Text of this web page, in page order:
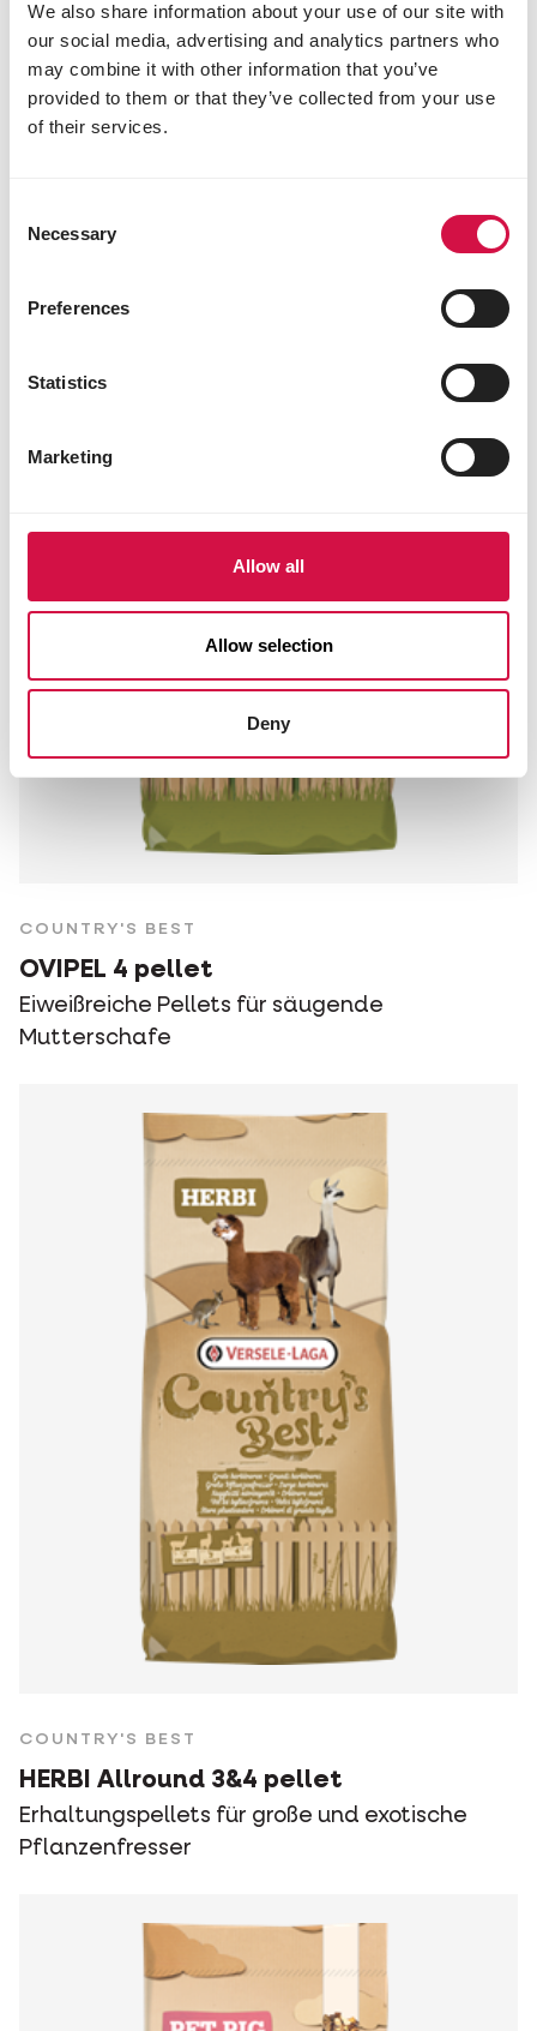
We also share information about your use of our site with
our social media, advertising and analytics partners who
may combine it with other information that you’ve
provided to them or that they’ve collected from your use
of their services.
Selection
Necessary
Preferences
Statistics
Marketing
Allow all
Allow selection
Deny
COUNTRY'S BEST
Gerstenflocken ab 6 Wochen
COUNTRY'S BEST
OVIPEL 4 pellet
Eiweißreiche Pellets für säugende
Mutterschafe
COUNTRY'S BEST
HERBI Allround 3&4 pellet
Erhaltungspellets für große und exotische
Pflanzenfresser